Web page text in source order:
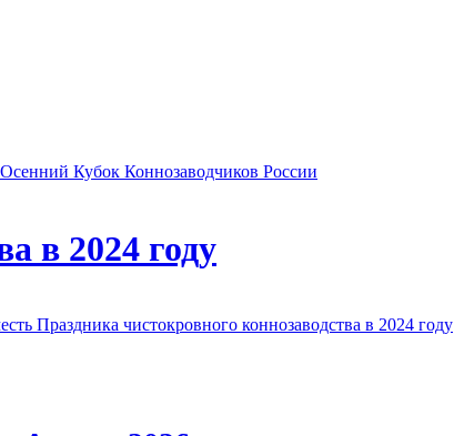
Кубок Коннозаводчиков России
в 2024 году
чистокровного коннозаводства в 2024 году